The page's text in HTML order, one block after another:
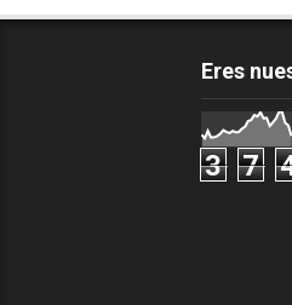
Eres
3 7